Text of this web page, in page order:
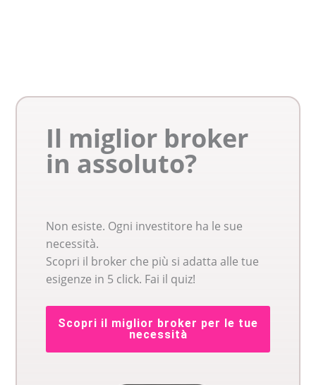
Il miglior broker
in assoluto?
Non esiste. Ogni investitore ha le sue
necessità.
Scopri il broker che più si adatta alle tue
esigenze in 5 click. Fai il quiz!
Scopri il miglior broker per le tue
necessità